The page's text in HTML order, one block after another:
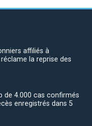
affiliés à
réclame la reprise des
de 4.000 cas confirmés
enregistrés dans 5